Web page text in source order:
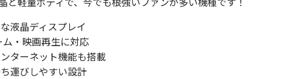
液晶ディスプレイ
ム・映画再生に対応
ターネット機能も搭載
運びしやすい設計